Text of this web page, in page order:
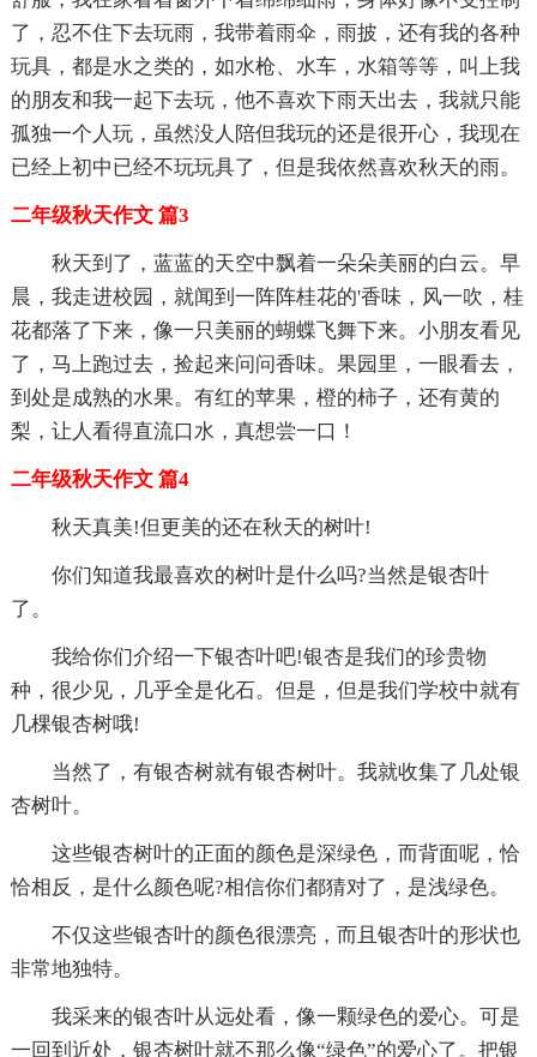
了，忍不住下去玩雨，我带着雨伞，雨披，还有我的各种
玩具，都是水之类的，如水枪、水车，水箱等等，叫上我
的朋友和我一起下去玩，他不喜欢下雨天出去，我就只能
孤独一个人玩，虽然没人陪但我玩的还是很开心，我现在
已经上初中已经不玩玩具了，但是我依然喜欢秋天的雨。
二年级秋天作文 篇3
秋天到了，蓝蓝的天空中飘着一朵朵美丽的白云。早
晨，我走进校园，就闻到一阵阵桂花的'香味，风一吹，桂
花都落了下来，像一只美丽的蝴蝶飞舞下来。小朋友看见
了，马上跑过去，捡起来问问香味。果园里，一眼看去，
到处是成熟的水果。有红的苹果，橙的柿子，还有黄的
梨，让人看得直流口水，真想尝一口！
二年级秋天作文 篇4
秋天真美!但更美的还在秋天的树叶!
你们知道我最喜欢的树叶是什么吗?当然是银杏叶
了。
我给你们介绍一下银杏叶吧!银杏是我们的珍贵物
种，很少见，几乎全是化石。但是，但是我们学校中就有
几棵银杏树哦!
当然了，有银杏树就有银杏树叶。我就收集了几处银
杏树叶。
这些银杏树叶的正面的颜色是深绿色，而背面呢，恰
恰相反，是什么颜色呢?相信你们都猜对了，是浅绿色。
不仅这些银杏叶的颜色很漂亮，而且银杏叶的形状也
非常地独特。
我采来的银杏叶从远处看，像一颗绿色的爱心。可是
一回到近处，银杏树叶就不那么像“绿色”的爱心了。把银